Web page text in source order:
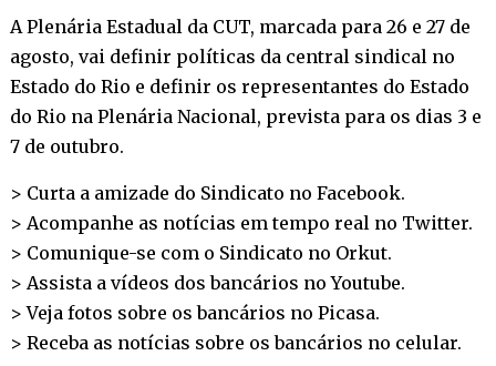
A Plenária Estadual da CUT, marcada para 26 e 27 de
agosto, vai definir políticas da central sindical no
Estado do Rio e definir os representantes do Estado
do Rio na Plenária Nacional, prevista para os dias 3 e
7 de outubro.
> Curta a amizade do Sindicato no Facebook.
> Acompanhe as notícias em tempo real no Twitter.
> Comunique-se com o Sindicato no Orkut.
> Assista a vídeos dos bancários noYoutube.
> Veja fotos sobre os bancários no Picasa.
> Receba as notícias sobre os bancários no celular.